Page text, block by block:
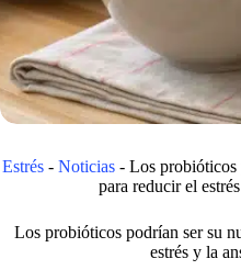
Estrés- Noticias- Los probióticos
para reducir el
Los probióticos podrían ser su
estrés y la